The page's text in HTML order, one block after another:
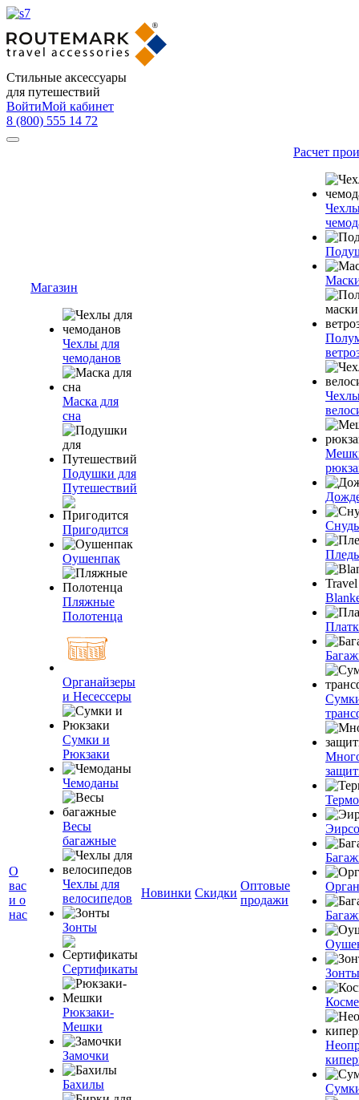
Стильные аксессуары
для путешествий
ВойтиМой кабинет
8 (800) 555 14 72
О
вас
и о
нас
Магазин
Чехлы для
чемоданов
Маска для
сна
Подушки для
Путешествий
Пригодится
Оушенпак
Пляжные
Полотенца
Органайзеры
и Несессеры
Сумки и
Рюкзаки
Чемоданы
Весы
багажные
Чехлы для
велосипедов
Зонты
Сертификаты
Рюкзаки-
Мешки
Замочки
Бахилы
Новинки Скидки
Оптовые
продажи
Расчет
Зонты